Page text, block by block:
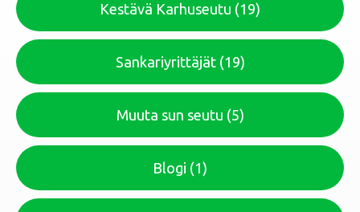
Kestävä Karhuseutu (19)
Sankariyrittäjät (19)
Muuta sun seutu (5)
Blogi (1)